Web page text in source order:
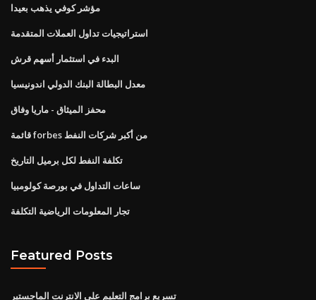
مؤشر كوفي يذهب بعيدا
استراتيجيات تداول العملات المتقدمة
البدء في استثمار أسهم قرش
معدل البطالة البنك الدولي اندونيسيا
محفز الميثاق - ماريا وفاق
قائمة forbes من أكبر شركات النفط
تكلفة النفط لكل برميل التاريخ
ساعات التداول في بورصة كولومبيا
تجار المعلومات الرياضية التكلفة
Featured Posts
تسريع برامج التعليم على الانترنت الماجستير